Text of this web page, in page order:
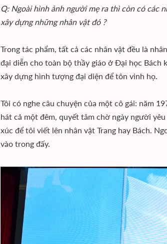
Q: Ngoài hình ảnh người mẹ ra thì còn có các
xây dựng những nhân vật đó ?
Trong tác phẩm, tất cả các nhân vật đều là
đại diễn cho toàn bộ thầy giáo ở Đại học Bách
xây dựng hình tượng đại diện để tôn vinh họ.
Tôi có nghe câu chuyện của một cô gái: năm
hát cả một đêm, quyết tâm chờ ngày người
xúc để tôi viết lên nhân vật Trang hay Bách.
vào trong đấy.